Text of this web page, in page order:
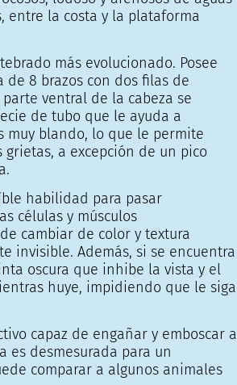
entre la costa y la plataforma
más evolucionado. Posee
de 8 brazos con dos filas de
ventral de la cabeza se
de tubo que le ayuda a
muy blando, lo que le permite
a excepción de un pico
habilidad para pasar
células y músculos
cambiar de color y textura
invisible. Además, si se encuentra
oscura que inhibe la vista y el
huye, impidiendo que le siga
capaz de engañar y emboscar a
es desmesurada para un
comparar a algunos animales